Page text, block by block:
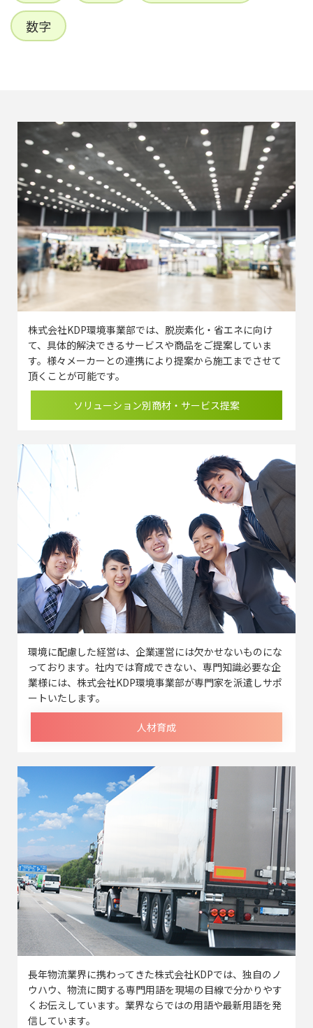
数字
株式会社KDP環境事業部では、脱炭素化・省エネに向け
て、具体的解決できるサービスや商品をご提案していま
す。様々メーカーとの連携により提案から施工までさせて
頂くことが可能です。
ソリューション別商材・サービス提案
環境に配慮した経営は、企業運営には欠かせないものにな
っております。社内では育成できない、専門知識必要な企
業様には、株式会社KDP環境事業部が専門家を派遣しサポ
ートいたします。
人材育成
長年物流業界に携わってきた株式会社KDPでは、独自のノ
ウハウ、物流に関する専門用語を現場の目線で分かりやす
くお伝えしています。業界ならではの用語や最新用語を発
信しています。